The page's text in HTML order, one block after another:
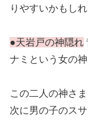
りやすいかもしれ
●天岩戸の神隠れ
ナミという女の
この二人の神さ
次に男の子のス